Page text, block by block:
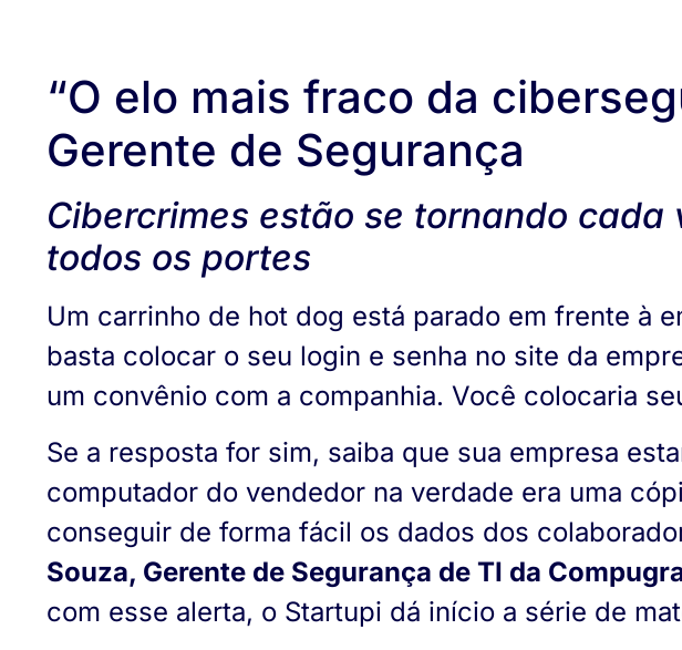
“O elo mais fraco da
Gerente de Segurança
Cibercrimes estão se tornando
todos os portes
Um carrinho de hot dog está parado em frente à
basta colocar o seu login e senha no site da
um convênio com a companhia. Você colocaria
Se a resposta for sim, saiba que sua empresa
computador do vendedor na verdade era uma
conseguir de forma fácil os dados dos
Souza, Gerente de Segurança de TI da
com esse alerta, o Startupi dá início a série de